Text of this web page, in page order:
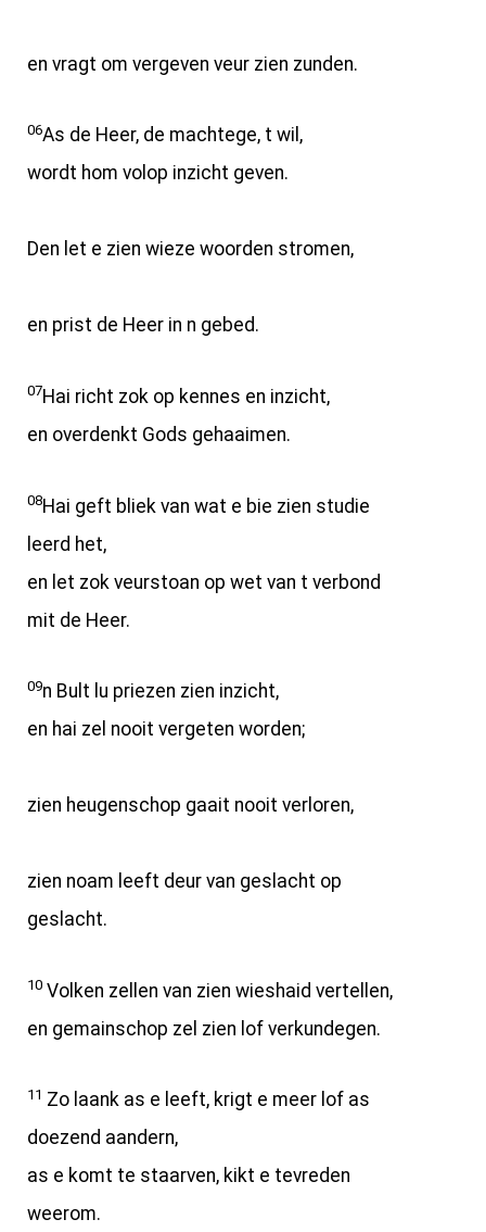
en vragt om vergeven veur zien zunden.
06As de Heer, de machtege, t wil,
wordt hom volop inzicht geven.
Den let e zien wieze woorden stromen,
en prist de Heer in n gebed.
07Hai richt zok op kennes en inzicht,
en overdenkt Gods gehaaimen.
08Hai geft bliek van wat e bie zien studie
leerd het,
en let zok veurstoan op wet van t verbond
mit de Heer.
09n Bult lu priezen zien inzicht,
en hai zel nooit vergeten worden;
zien heugenschop gaait nooit verloren,
zien noam leeft deur van geslacht op
geslacht.
10 Volken zellen van zien wieshaid vertellen,
en gemainschop zel zien lof verkundegen.
11 Zo laank as e leeft, krigt e meer lof as
doezend aandern,
as e komt te staarven, kikt e tevreden
weerom.